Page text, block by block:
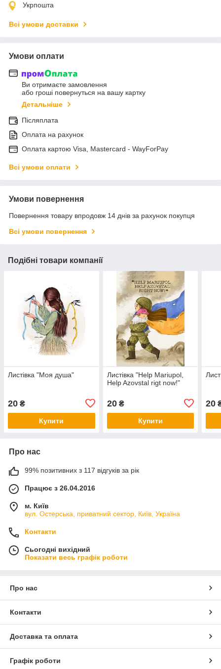
Укрпошта
Всі умови доставки
Умови оплати
Ви отримаєте замовлення
або гроші повернуться на вашу картку
Детальніше
Післяплата
Оплата на рахунок
Оплата картою Visa, Mastercard - WayForPay
Всі умови оплати
Умови повернення
Повернення товару впродовж 14 днів за рахунок покупця
Всі умови повернення
Подібні товари компанії
Листівка "Моя душа"
20 ₴
Купити
Листівка "Help Mariupol,
Help Azovstal rigt now!"
20₴
Купити
20
Про нас
99% позитивних з 117 відгуків за рік
Працює з 26.04.2016
м. Київ
вул. Остерська, приватний сектор, Київ, Україна
Контакти
Сьогодні вихідний
Показати весь графік роботи
Про нас
Контакти
Доставка та оплата
Графік роботи